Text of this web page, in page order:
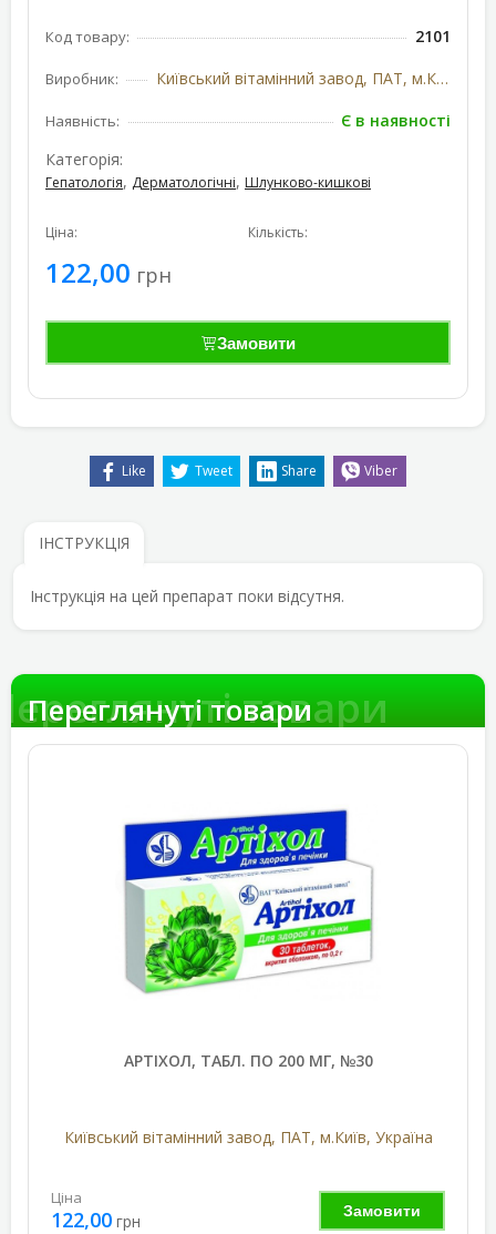
Код товару: 2101
Виробник: Київський вітамінний завод, ПАТ, м.Київ, Україна
Наявність:
Є в наявності
Категорія:
Гепатологія, Дерматологічні, Шлунково-кишкові
Ціна:
122,00 грн
Кількість:
Замовити
Like Tweet Share Viber
ІНСТРУКЦІЯ
Інструкція на цей препарат поки відсутня.
товари
Переглянуті товари
АРТІХОЛ, ТАБЛ. ПО 200 МГ, №30
Київський вітамінний завод, ПАТ, м.Київ, Україна
Замовити
Ціна
122,00 грн